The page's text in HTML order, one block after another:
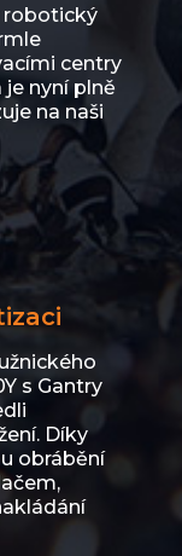
robotický
centry
je nyní plně
na naši
s Gantry
Díky
obrábění